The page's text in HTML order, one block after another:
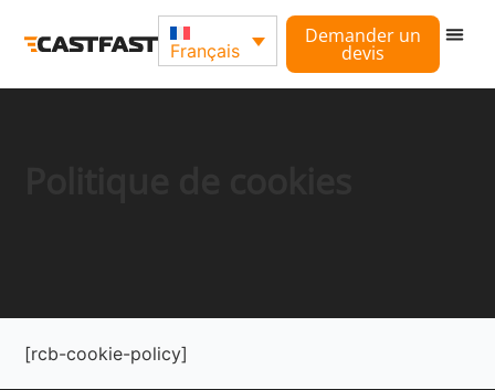
Demander un
devis
Français
[rcb-cookie-policy]